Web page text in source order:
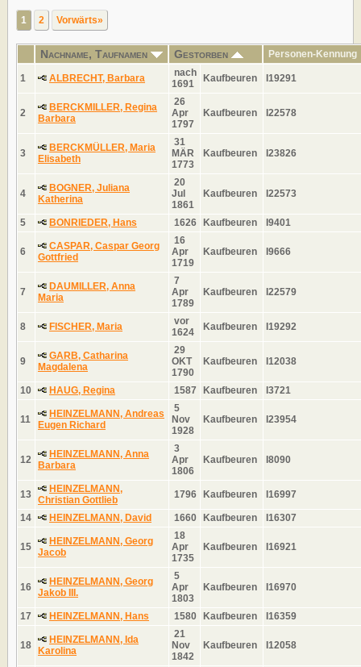
1 2 Vorwärts»
Nachname, Taufnamen Gestorben Personen-Kennung
1 ALBRECHT, Barbara
nach
1691
Kaufbeuren I19291
2
BERCKMILLER, Regina
Barbara
26
Apr
1797
Kaufbeuren I22578
3
BERCKMÜLLER, Maria
Elisabeth
31
MÄR
1773
Kaufbeuren I23826
4
BOGNER, Juliana
Katherina
20
Jul
1861
Kaufbeuren I22573
5 BONRIEDER, Hans 1626 Kaufbeuren I9401
6
CASPAR, Caspar Georg
Gottfried
16
Apr
1719
Kaufbeuren I9666
7
DAUMILLER, Anna
Maria
7
Apr
1789
Kaufbeuren I22579
8 FISCHER, Maria
vor
1624
Kaufbeuren I19292
9
GARB, Catharina
Magdalena
29
OKT
1790
Kaufbeuren I12038
10 HAUG, Regina 1587 Kaufbeuren I3721
11
HEINZELMANN, Andreas
Eugen Richard
5
Nov
1928
Kaufbeuren I23954
12
HEINZELMANN, Anna
Barbara
3
Apr
1806
Kaufbeuren I8090
13
HEINZELMANN,
Christian Gottlieb
1796 Kaufbeuren I16997
14 HEINZELMANN, David 1660 Kaufbeuren I16307
15
HEINZELMANN, Georg
Jacob
18
Apr
1735
Kaufbeuren I16921
16
HEINZELMANN, Georg
Jakob III.
5
Apr
1803
Kaufbeuren I16970
17 HEINZELMANN, Hans 1580 Kaufbeuren I16359
18
HEINZELMANN, Ida
Karolina
21
Nov
1842
Kaufbeuren I12058